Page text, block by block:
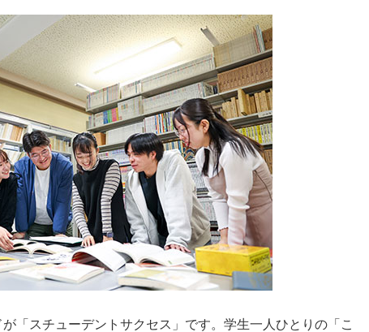
「スチューデントサクセス」です。学生一人ひとりの「こ